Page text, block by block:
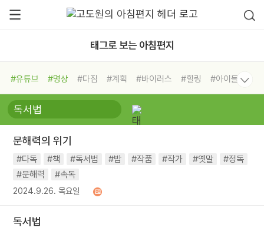
태그로 보는 아침편지
#유튜브 #명상 #다짐 #계획 #바이러스 #힐링
#아이들
#비전캠프
#독서캠프 #삶
#희망
#나눔 #친구 #링컨학교
#독서
#건강
문해력의 위기
#다독 #책 #독서법 #밥 #작품 #작가 #옛말
#정독
#문해력
#속독
2024.9.26. 목요일
독서법